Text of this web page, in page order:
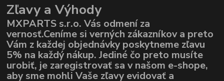
Zľavy a Výhody
MXPARTS s.r.o. Vás odmení za
vernosť.Ceníme si verných zákazníkov a preto
Vám z každej objednávky poskytneme zľavu
5% na každý nákup. Jediné čo preto musíte
urobiť, je zaregistrovať sa v našom e-shope,
aby sme mohli Vaše zľavy evidovať a